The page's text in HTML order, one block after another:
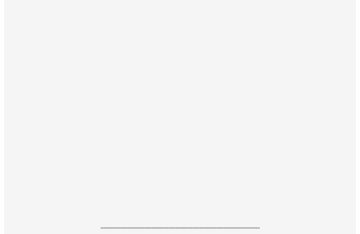
------------------------------------------------------------------